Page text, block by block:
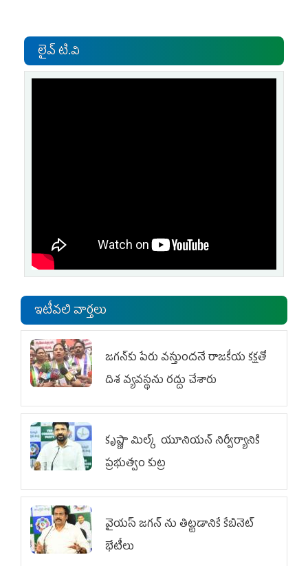
లైవ్ టి.వి
ఇటీవలి వార్తలు
జగన్‌కు పేరు వస్తుందనే రాజకీయ కక్షతో
దిశ వ్య‌వ‌స్థ‌ను రద్దు చేశారు
కృష్ణా మిల్క్‌ యూనియన్‌ నిర్వీర్యానికి
ప్రభుత్వం కుట్ర
వైయ‌స్ జగన్‌ ను తిట్టడానికే కేబినెట్‌
భేటీలు